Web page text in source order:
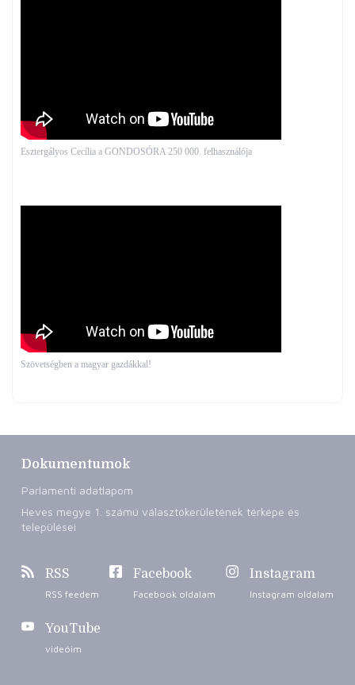
Esztergályos Cecília a GONDOSÓRA 250 000. felhasználója
Szövetségben a magyar gazdákkal!
Dokumentumok
Parlamenti adatlapom
Heves megye 1. számú választókerületének térképe és
települései
RSS
RSS feedem
Facebook
Facebook oldalam
Instagram
Instagram oldalam
YouTube
videóim